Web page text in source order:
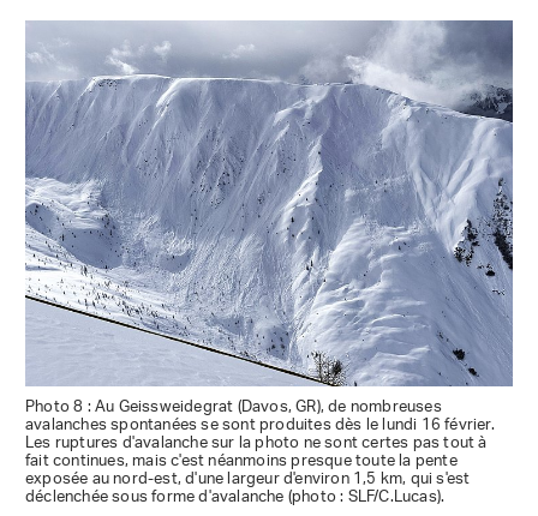
Photo 8 : Au Geissweidegrat (Davos, GR), de nombreuses
avalanches spontanées se sont produites dès le lundi 16 février.
Les ruptures d'avalanche sur la photo ne sont certes pas tout à
fait continues, mais c'est néanmoins presque toute la pente
exposée au nord-est, d'une largeur d'environ 1,5 km, qui s'est
déclenchée sous forme d'avalanche (photo : SLF/C.Lucas).